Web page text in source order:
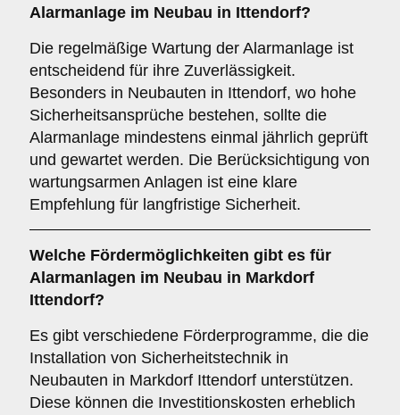
Alarmanlage im Neubau in Ittendorf?
Die regelmäßige Wartung der Alarmanlage ist
entscheidend für ihre Zuverlässigkeit.
Besonders in Neubauten in Ittendorf, wo hohe
Sicherheitsansprüche bestehen, sollte die
Alarmanlage mindestens einmal jährlich geprüft
und gewartet werden. Die Berücksichtigung von
wartungsarmen Anlagen ist eine klare
Empfehlung für langfristige Sicherheit.
Welche Fördermöglichkeiten gibt es für
Alarmanlagen im Neubau in Markdorf
Ittendorf?
Es gibt verschiedene Förderprogramme, die die
Installation von Sicherheitstechnik in
Neubauten in Markdorf Ittendorf unterstützen.
Diese können die Investitionskosten erheblich